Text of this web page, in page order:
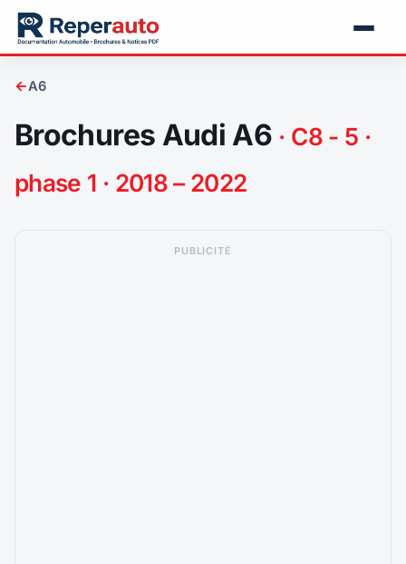
←A6
Brochures Audi A6 · C8 - 5 ·
phase 1 · 2018 – 2022
PUBLICITÉ